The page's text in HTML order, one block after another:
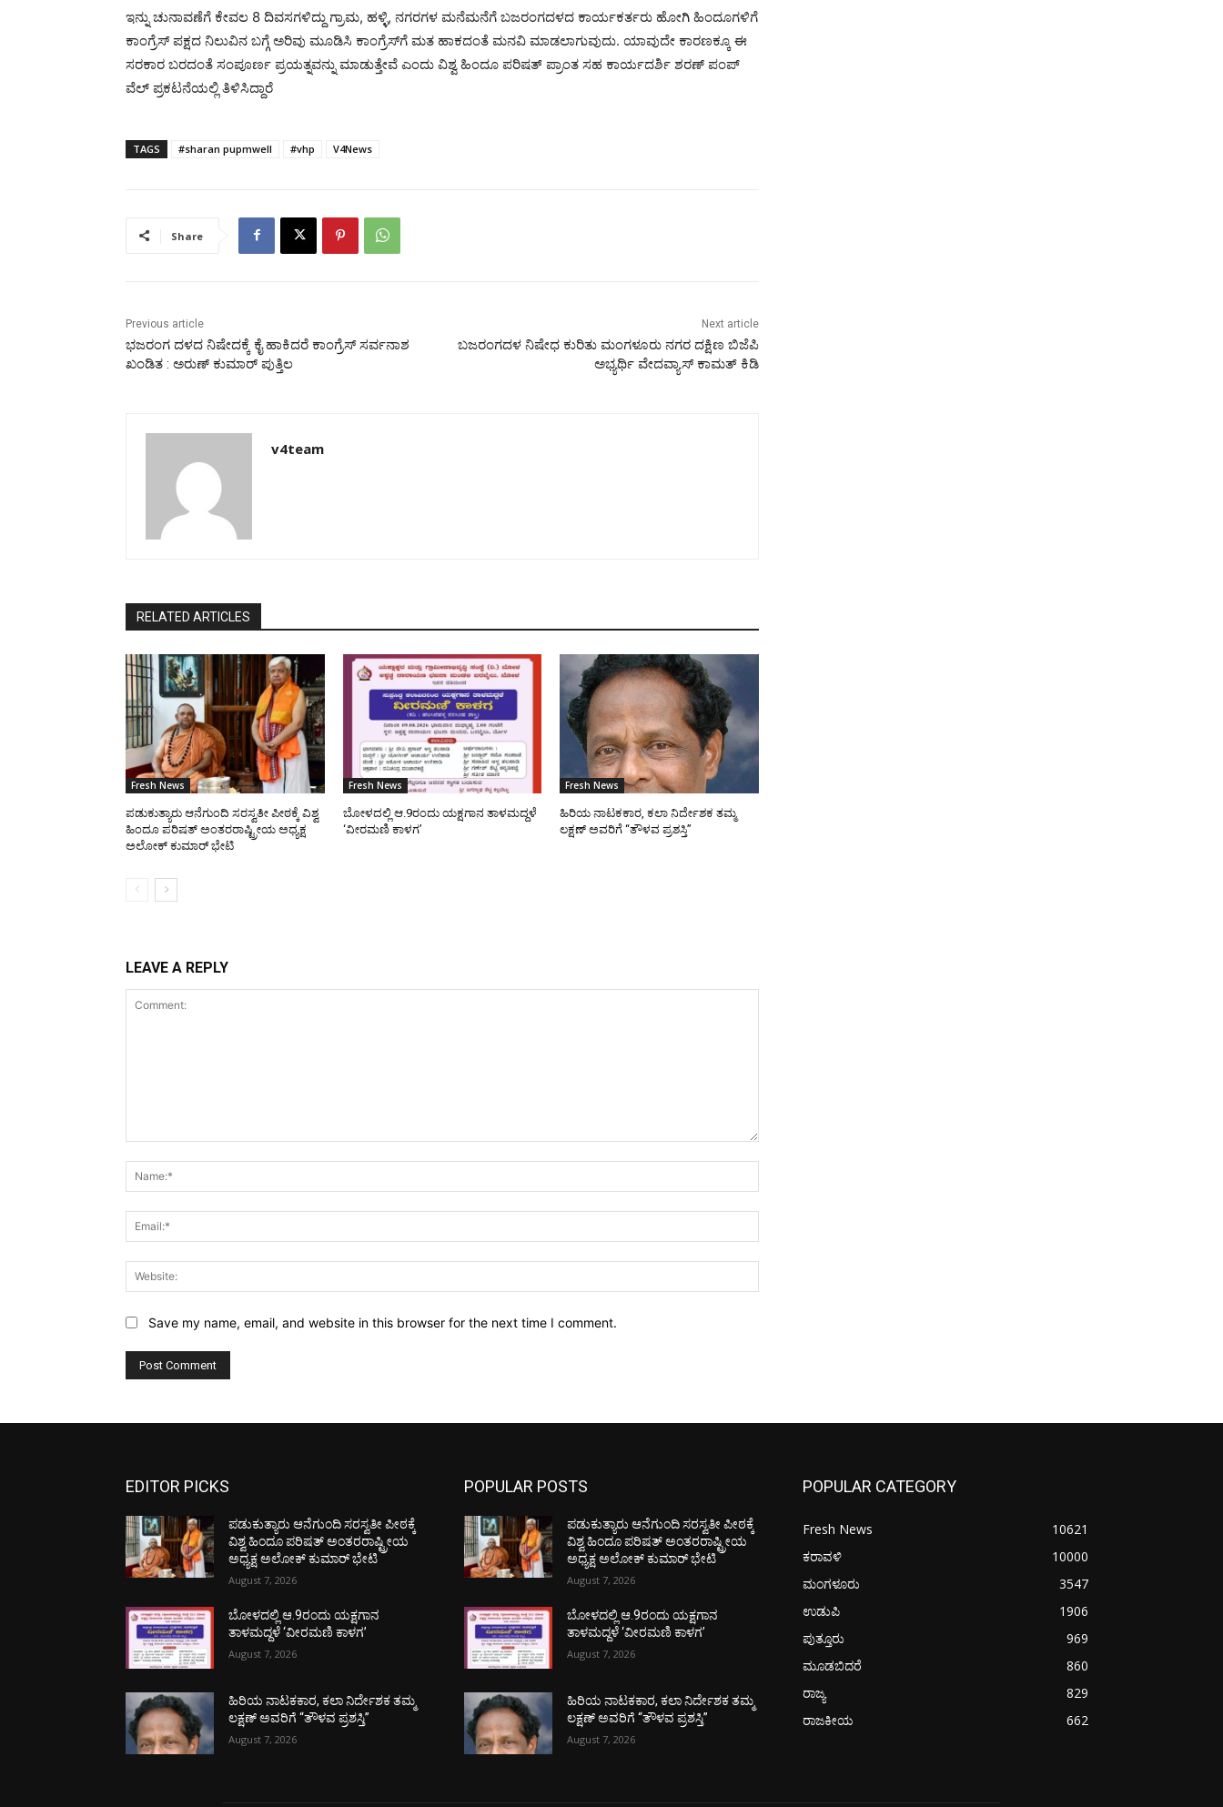
ಇನ್ನು ಚುನಾವಣೆಗೆ ಕೇವಲ 8 ದಿವಸಗಳಿದ್ದು ಗ್ರಾಮ, ಹಳ್ಳಿ, ನಗರಗಳ ಮನೆಮನೆಗೆ ಬಜರಂಗದಳದ ಕಾರ್ಯಕರ್ತರು ಹೋಗಿ ಹಿಂದೂಗಳಿಗೆ
ಕಾಂಗ್ರೆಸ್ ಪಕ್ಷದ ನಿಲುವಿನ ಬಗ್ಗೆ ಅರಿವು ಮೂಡಿಸಿ ಕಾಂಗ್ರೆಸ್‌ಗೆ ಮತ ಹಾಕದಂತೆ ಮನವಿ ಮಾಡಲಾಗುವುದು. ಯಾವುದೇ ಕಾರಣಕ್ಕೂ ಈ
ಸರಕಾರ ಬರದಂತೆ ಸಂಪೂರ್ಣ ಪ್ರಯತ್ನವನ್ನು ಮಾಡುತ್ತೇವೆ ಎಂದು ವಿಶ್ವ ಹಿಂದೂ ಪರಿಷತ್ ಪ್ರಾಂತ ಸಹ ಕಾರ್ಯದರ್ಶಿ ಶರಣ್ ಪಂಪ್
ವೆಲ್ ಪ್ರಕಟನೆಯಲ್ಲಿ ತಿಳಿಸಿದ್ದಾರೆ
TAGS #sharan pupmwell #vhp V4News
Share
Previous article
ಭಜರಂಗ ದಳದ ನಿಷೇದಕ್ಕೆ ಕೈ ಹಾಕಿದರೆ ಕಾಂಗ್ರೆಸ್ ಸರ್ವನಾಶ
ಖಂಡಿತ : ಅರುಣ್ ಕುಮಾರ್ ಪುತ್ತಿಲ
Next article
ಬಜರಂಗದಳ ನಿಷೇಧ ಕುರಿತು ಮಂಗಳೂರು ನಗರ ದಕ್ಷಿಣ ಬಿಜೆಪಿ
ಅಭ್ಯರ್ಥಿ ವೇದವ್ಯಾಸ್ ಕಾಮತ್ ಕಿಡಿ
v4team
RELATED ARTICLES
Fresh News
ಪಡುಕುತ್ಯಾರು ಆನೆಗುಂದಿ ಸರಸ್ವತೀ ಪೀಠಕ್ಕೆ ವಿಶ್ವ
ಹಿಂದೂ ಪರಿಷತ್ ಅಂತರರಾಷ್ಟ್ರೀಯ ಅಧ್ಯಕ್ಷ
ಅಲೋಕ್ ಕುಮಾರ್ ಭೇಟಿ
Fresh News
ಬೋಳದಲ್ಲಿ ಆ.9ರಂದು ಯಕ್ಷಗಾನ ತಾಳಮದ್ದಳೆ
‘ವೀರಮಣಿ ಕಾಳಗ’
Fresh News
ಹಿರಿಯ ನಾಟಕಕಾರ, ಕಲಾ ನಿರ್ದೇಶಕ ತಮ್ಮ
ಲಕ್ಷಣ್ ಅವರಿಗೆ “ತೌಳವ ಪ್ರಶಸ್ತಿ”
LEAVE A REPLY
Save my name, email, and website in this browser for the next time I comment.
EDITOR PICKS
ಪಡುಕುತ್ಯಾರು ಆನೆಗುಂದಿ ಸರಸ್ವತೀ ಪೀಠಕ್ಕೆ
ವಿಶ್ವ ಹಿಂದೂ ಪರಿಷತ್ ಅಂತರರಾಷ್ಟ್ರೀಯ
ಅಧ್ಯಕ್ಷ ಅಲೋಕ್ ಕುಮಾರ್ ಭೇಟಿ
August 7, 2026
ಬೋಳದಲ್ಲಿ ಆ.9ರಂದು ಯಕ್ಷಗಾನ
ತಾಳಮದ್ದಳೆ ‘ವೀರಮಣಿ ಕಾಳಗ’
August 7, 2026
ಹಿರಿಯ ನಾಟಕಕಾರ, ಕಲಾ ನಿರ್ದೇಶಕ ತಮ್ಮ
ಲಕ್ಷಣ್ ಅವರಿಗೆ “ತೌಳವ ಪ್ರಶಸ್ತಿ”
August 7, 2026
POPULAR POSTS
ಪಡುಕುತ್ಯಾರು ಆನೆಗುಂದಿ ಸರಸ್ವತೀ ಪೀಠಕ್ಕೆ
ವಿಶ್ವ ಹಿಂದೂ ಪರಿಷತ್ ಅಂತರರಾಷ್ಟ್ರೀಯ
ಅಧ್ಯಕ್ಷ ಅಲೋಕ್ ಕುಮಾರ್ ಭೇಟಿ
August 7, 2026
ಬೋಳದಲ್ಲಿ ಆ.9ರಂದು ಯಕ್ಷಗಾನ
ತಾಳಮದ್ದಳೆ ‘ವೀರಮಣಿ ಕಾಳಗ’
August 7, 2026
ಹಿರಿಯ ನಾಟಕಕಾರ, ಕಲಾ ನಿರ್ದೇಶಕ ತಮ್ಮ
ಲಕ್ಷಣ್ ಅವರಿಗೆ “ತೌಳವ ಪ್ರಶಸ್ತಿ”
August 7, 2026
POPULAR CATEGORY
Fresh News
10621
ಕರಾವಳಿ
10000
ಮಂಗಳೂರು
3547
ಉಡುಪಿ
1906
ಪುತ್ತೂರು
969
ಮೂಡಬಿದರೆ
860
ರಾಜ್ಯ
829
ರಾಜಕೀಯ
662